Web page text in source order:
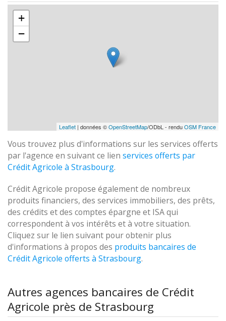
+
−
Leaflet | données ©OpenStreetMap/ODbL - renduOSM France
Vous trouvez plus d'informations sur les services offerts
par l'agence en suivant ce lien services offerts par
Crédit Agricole à Strasbourg.
Crédit Agricole propose également de nombreux
produits financiers, des services immobiliers, des prêts,
des crédits et des comptes épargne et ISA qui
correspondent à vos intérêts et à votre situation.
Cliquez sur le lien suivant pour obtenir plus
d'informations à propos des produits bancaires de
Crédit Agricole offerts à Strasbourg.
Autres agences bancaires de Crédit
Agricole près de Strasbourg